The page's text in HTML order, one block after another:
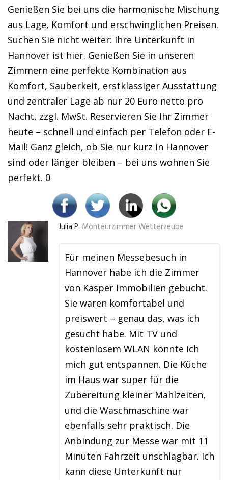
Genießen Sie bei uns die harmonische Mischung
aus Lage, Komfort und erschwinglichen Preisen.
Suchen Sie nicht weiter: Ihre Unterkunft in
Hannover ist hier. Genießen Sie in unseren
Zimmern eine perfekte Kombination aus
Komfort, Sauberkeit, erstklassiger Ausstattung
und zentraler Lage ab nur 20 Euro netto pro
Nacht, zzgl. MwSt. Reservieren Sie Ihr Zimmer
heute – schnell und einfach per Telefon oder E-
Mail! Ganz gleich, ob Sie nur kurz in Hannover
sind oder länger bleiben – bei uns wohnen Sie
perfekt. 0
Julia P. Monteurzimmer Wetterzeube
Für meinen Messebesuch in
Hannover habe ich die Zimmer
von Kasper Immobilien gebucht.
Sie waren komfortabel und
preiswert – genau das, was ich
gesucht habe. Mit TV und
kostenlosem WLAN konnte ich
mich gut entspannen. Die Küche
im Haus war super für die
Zubereitung kleiner Mahlzeiten,
und die Waschmaschine war
ebenfalls sehr praktisch. Die
Anbindung zur Messe war mit 11
Minuten Fahrzeit unschlagbar. Ich
kann diese Unterkunft nur